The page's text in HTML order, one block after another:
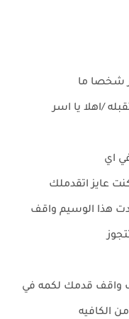
شخصا ما
/اهلا يا اسر
اي
عايز اتقدملك
هذا الوسيم واقف
واقف قدمك لكمه في
الكافيه